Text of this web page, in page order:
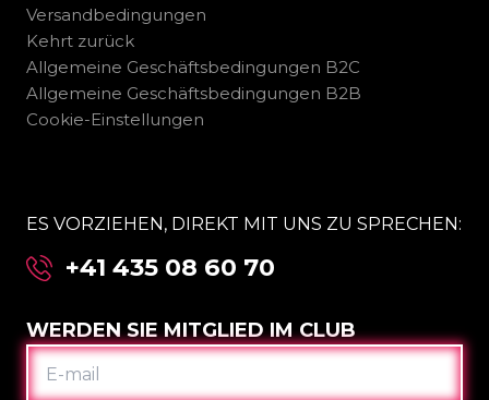
Versandbedingungen
Kehrt zurück
Allgemeine Geschäftsbedingungen B2C
Allgemeine Geschäftsbedingungen B2B
Cookie-Einstellungen
ES VORZIEHEN, DIREKT MIT UNS ZU SPRECHEN:
+41 435 08 60 70
WERDEN SIE MITGLIED IM CLUB
E-
MAIL